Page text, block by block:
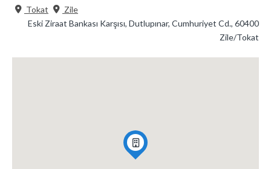
Tokat
Zile
Eski Ziraat Bankası Karşısı, Dutlupınar, Cumhuriyet Cd., 60400
Zile/Tokat